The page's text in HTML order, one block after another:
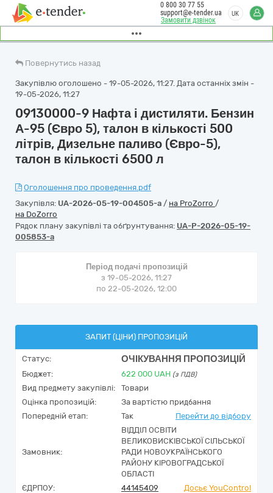
Замовити дзвінок
0 800 30 77 55
support@e-tender.ua
UK
Повернутись назад
Закупівлю оголошено - 19-05-2026, 11:27. Дата останніх змін -
19-05-2026, 11:27
09130000-9 Нафта і дистиляти. Бензин
А-95 (Євро 5), талон в кількості 500
літрів, Дизельне паливо (Євро-5),
талон в кількості 6500 л
Оголошення про проведення.pdf
Закупівля: UA-2026-05-19-004505-a / на ProZorro /
на DoZorro
Рядок плану закупівлі та обґрунтування: UA-P-2026-05-19-
005853-a
Період подачі пропозицій
з 19-05-2026, 11:27
по 22-05-2026, 12:00
ЗАПИТ (ЦІНИ) ПРОПОЗИЦІЙ
Статус: ОЧІКУВАННЯ ПРОПОЗИЦІЙ
Бюджет: 622 000 UAH (з ПДВ)
Вид предмету закупівлі:
Товари
Оцінка пропозицій:
За вартістю придбання
Попередній етап:
Так Перейти до відбору
Замовник:
ВІДДІЛ ОСВІТИ
ВЕЛИКОВИСКІВСЬКОЇ СІЛЬСЬКОЇ
РАДИ НОВОУКРАЇНСЬКОГО
РАЙОНУ КІРОВОГРАДСЬКОЇ
ОБЛАСТІ
ЄДРПОУ:
44145409
Досьє YouControl